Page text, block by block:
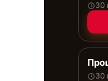
30
30